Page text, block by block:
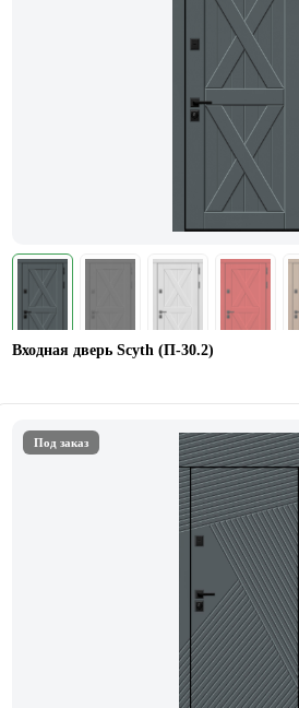
Входная дверь Scyth (П-30.2)
Под заказ